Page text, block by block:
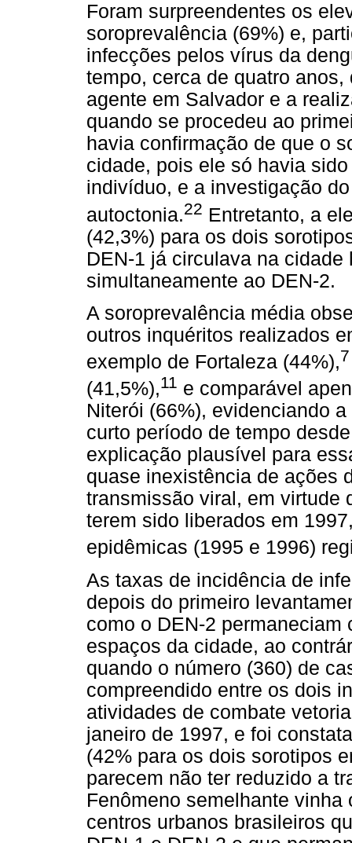
Foram surpreendentes os
soroprevalência (69%) e,
infecções pelos vírus da
tempo, cerca de quatro
agente em Salvador e a
quando se procedeu ao
havia confirmação de que o
cidade, pois ele só havia
indivíduo, e a investigação
autoctonia.22 Entretanto, a
(42,3%) para os dois
DEN-1 já circulava na
simultaneamente ao DEN-2.
A soroprevalência média
outros inquéritos realizados
exemplo de Fortaleza (44%),7
(41,5%),11 e comparável
Niterói (66%), evidenciando
curto período de tempo
explicação plausível para
quase inexistência de ações
transmissão viral, em virtude
terem sido liberados em
epidêmicas (1995 e 1996)
As taxas de incidência de
depois do primeiro
como o DEN-2
espaços da cidade, ao
quando o número (360) de
compreendido entre os dois
atividades de combate
janeiro de 1997, e foi
(42% para os dois sorotipos
parecem não ter reduzido a
Fenômeno semelhante
centros urbanos brasileiros